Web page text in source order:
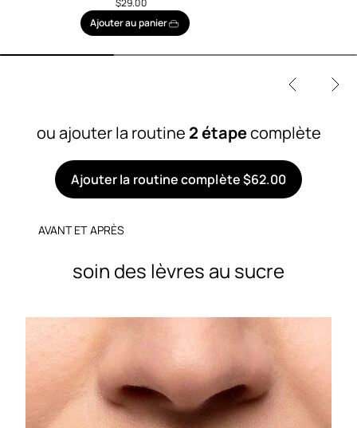
$29.00
Ajouter au panier
ou ajouter la routine 2 étapecomplète
Ajouter la routine complète $62.00
AVANT ET APRÈS
soin des lèvres au sucre